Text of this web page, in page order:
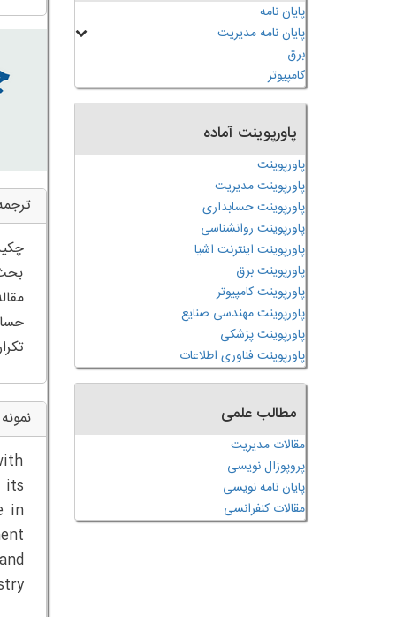
its
in
پایان نامه
پایان نامه مدیریت
برق
کامپیوتر
پاورپوینت آماده
پاورپوینت
پاورپوینت مدیریت
پاورپوینت حسابداری
پاورپوینت روانشناسی
پاورپوینت اینترنت اشیا
پاورپوینت برق
پاورپوینت کامپیوتر
پاورپوینت مهندسی صنایع
پاورپوینت پزشکی
پاورپوینت فناوری اطلاعات
مطالب علمی
مقالات مدیریت
پروپوزال نویسی
پایان نامه نویسی
مقالات کنفرانسی